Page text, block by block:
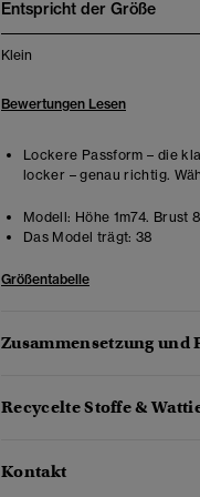
Entspricht der Größe
Klein
Bewertungen Lesen
Lockere Passform – die
locker – genau richtig.
Modell: Höhe 1m74. Brust
Das Model trägt: 38
Größentabelle
Zusammensetzung und
Recycelte Stoffe &
Kontakt